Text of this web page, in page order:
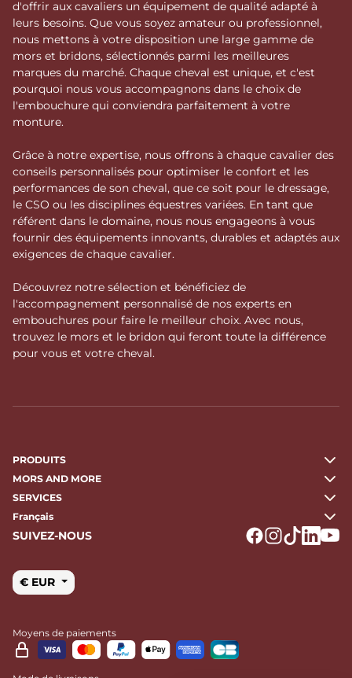
d'offrir aux cavaliers un équipement de qualité adapté à
leurs besoins. Que vous soyez amateur ou professionnel,
nous mettons à votre disposition une large gamme de
mors et bridons, sélectionnés parmi les meilleures
marques du marché. Chaque cheval est unique, et c'est
pourquoi nous vous accompagnons dans le choix de
l'embouchure qui conviendra parfaitement à votre
monture.
Grâce à notre expertise, nous offrons à chaque cavalier des
conseils personnalisés pour optimiser le confort et les
performances de son cheval, que ce soit pour le dressage,
le CSO ou les disciplines équestres variées. En tant que
référent dans le domaine, nous nous engageons à vous
fournir des équipements innovants, durables et adaptés aux
exigences de chaque cavalier.
Découvrez notre sélection et bénéficiez de
l'accompagnement personnalisé de nos experts en
embouchures pour faire le meilleur choix. Avec nous,
trouvez le mors et le bridon qui feront toute la différence
pour vous et votre cheval.
PRODUITS
MORS AND MORE
SERVICES
Français
SUIVEZ-NOUS
€ EUR
Moyens de paiements